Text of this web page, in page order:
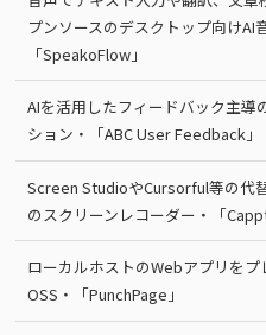
プンソースのデスクトップ向けAI
「SpeakoFlow」
AIを活用したフィードバック主導
ション・「ABC User Feedback」
Screen StudioやCursorful等の代
のスクリーンレコーダー・「
ローカルホストのWebアプリを
OSS・「PunchPage」